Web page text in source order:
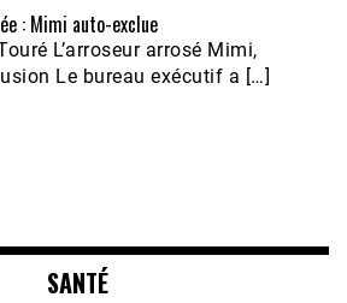
: Mimi auto-exclue
L’arroseur arrosé Mimi,
Le bureau exécutif a […]
SANTÉ